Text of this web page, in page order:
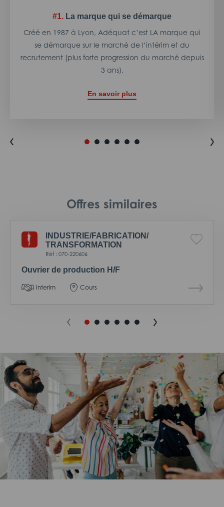
#1. La marque qui se démarque
Créé en 1987 à Lyon, Adéquat c’est LA marque qui
se démarque sur le marché de l’intérim et du
recrutement (plus forte progression du marché depuis
3 ans).
En savoir plus
Offres similaires
INDUSTRIE/FABRICATION/
TRANSFORMATION
Réf : 070-220606
Ouvrier de production H/F
Interim Cours